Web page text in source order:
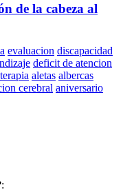
de la cabeza al
evaluacion discapacidad
deficit de atencion
terapia aletas albercas
cerebral aniversario